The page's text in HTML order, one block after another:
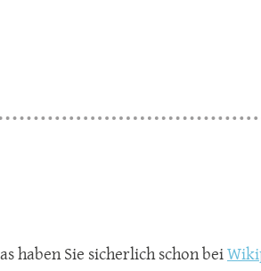
haben Sie sicherlich schon bei